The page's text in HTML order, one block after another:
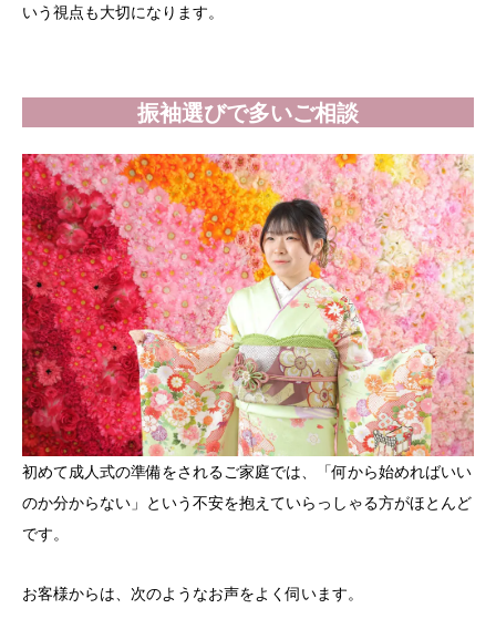
いう視点も大切になります。
振袖選びで多いご相談
初めて成人式の準備をされるご家庭では、「何から始めればいい
のか分からない」という不安を抱えていらっしゃる方がほとんど
です。
お客様からは、次のようなお声をよく伺います。